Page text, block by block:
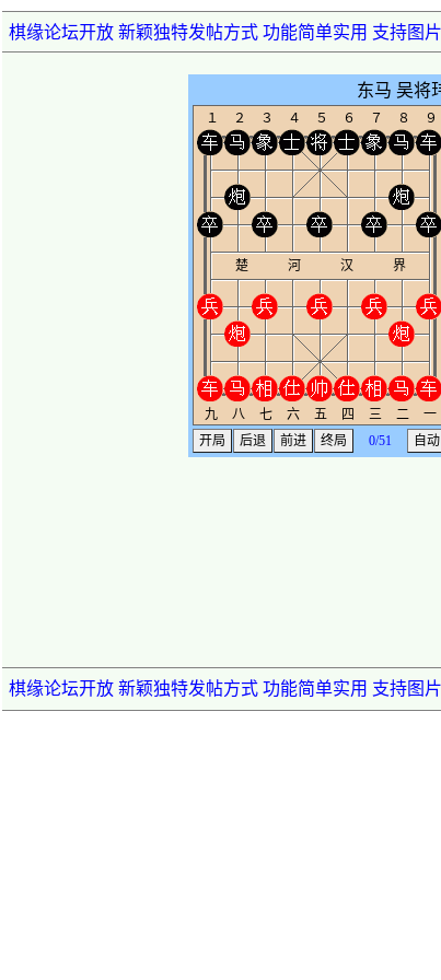
棋缘论坛开放 新颖独特发帖方式 功能简单实用 支持图
棋缘论坛开放 新颖独特发帖方式 功能简单实用 支持图